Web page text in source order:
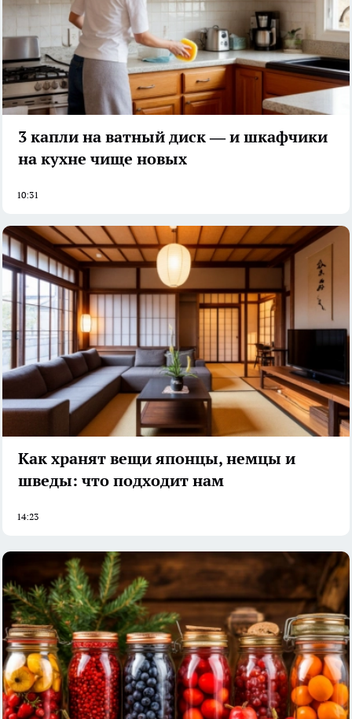
3 капли на ватный диск — и шкафчики
на кухне чище новых
10:31
Как хранят вещи японцы, немцы и
шведы: что подходит нам
14:23